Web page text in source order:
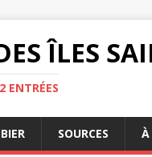
ÎLES
ENTRÉES
SOURCES À